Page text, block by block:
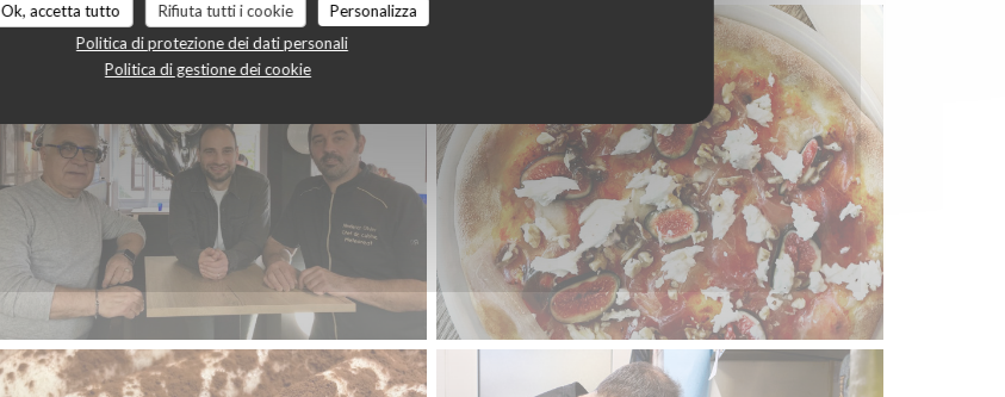
Ok, accetta tutto Rifiuta tutti i cookie
Personalizza
Politica di protezione dei dati personali
Politica di gestione dei cookie